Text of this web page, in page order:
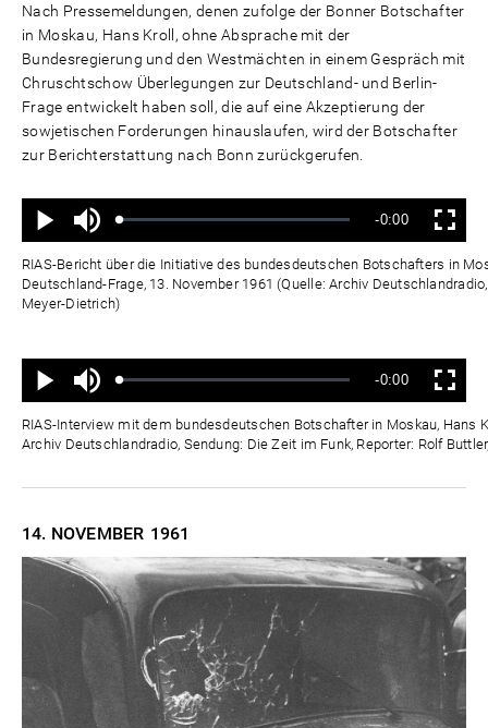
Nach Pressemeldungen, denen zufolge der Bonner Botschafter
in Moskau, Hans Kroll, ohne Absprache mit der
Bundesregierung und den Westmächten in einem Gespräch mit
Chruschtschow Überlegungen zur Deutschland- und Berlin-
Frage entwickelt haben soll, die auf eine Akzeptierung der
sowjetischen Forderungen hinauslaufen, wird der Botschafter
zur Berichterstattung nach Bonn zurückgerufen.
Wiedergabe
Ton
aus
Geladen:
Status:
Verbleibende
Zeit
-0:00 Vollbild
RIAS-Bericht über die Initiative des bundesdeutschen Botschafters in
Deutschland-Frage, 13. November 1961 (Quelle: Archiv
Meyer-Dietrich)
Wiedergabe
Ton
aus
Geladen:
Status:
Verbleibende
Zeit
-0:00 Vollbild
RIAS-Interview mit dem bundesdeutschen Botschafter in Moskau, Hans
Archiv Deutschlandradio, Sendung: Die Zeit im Funk, Reporter: Rolf
14. NOVEMBER 1961